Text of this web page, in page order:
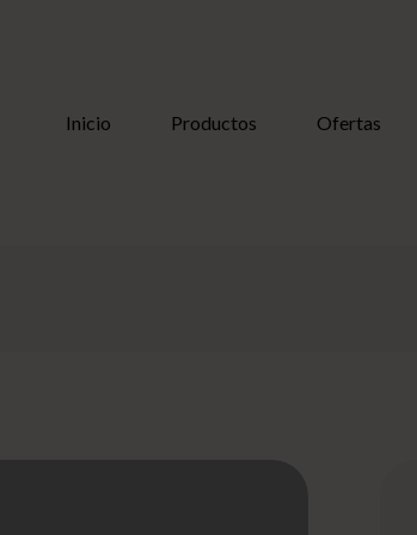
Inicio Productos Ofertas